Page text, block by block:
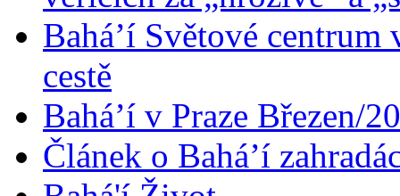
Bahá’í Světové
cestě
Bahá’í v Praze Březen/
Článek o Bahá’í